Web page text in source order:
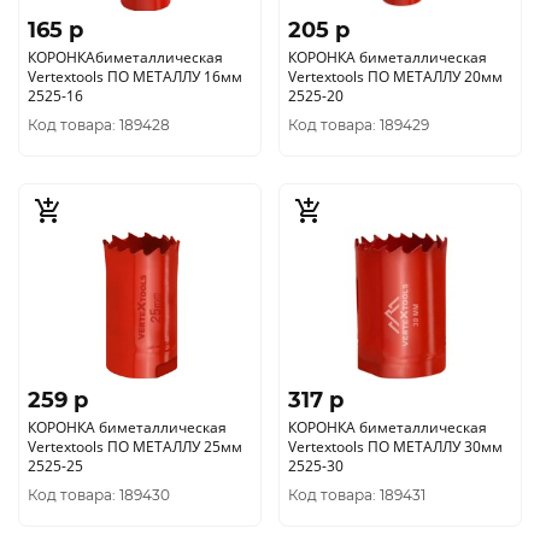
165 p
КОРОНКАбиметаллическая
Vertextools ПО МЕТАЛЛУ 16мм
2525-16
Код товара: 189428
205 p
КОРОНКА биметаллическая
Vertextools ПО МЕТАЛЛУ 20мм
2525-20
Код товара: 189429
259 p
КОРОНКА биметаллическая
Vertextools ПО МЕТАЛЛУ 25мм
2525-25
Код товара: 189430
317 p
КОРОНКА биметаллическая
Vertextools ПО МЕТАЛЛУ 30мм
2525-30
Код товара: 189431